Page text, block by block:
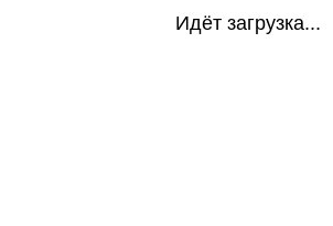
Идёт загрузка...